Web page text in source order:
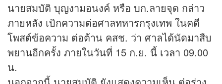
นายสมบัติ บุญงามอนงค์ หรือ บก.ลายจุด กล่าว
ภายหลัง เบิกความต่อศาลทหารกรุงเทพ ในคดี
โพสต์ข้อความ ต่อต้าน คสช. ว่า ศาลได้นัดมาสืบ
พยานอีกครั้ง ภายในวันที่ 15 ก.ย. นี้ เวลา 09.00
น.